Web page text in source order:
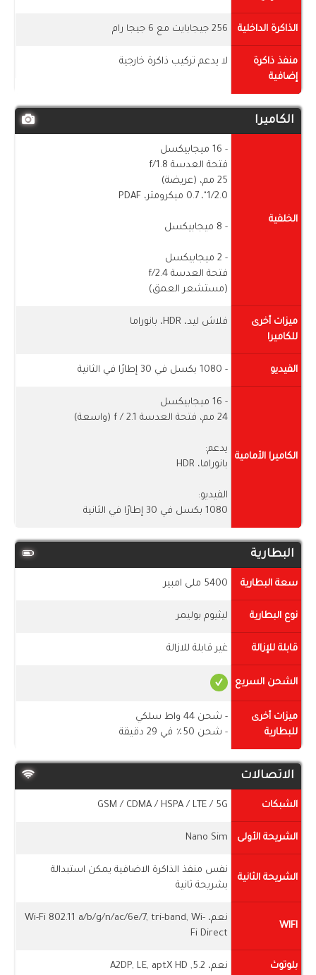
الذاكرة الداخلية 256 جيجابايت مع 6 جيجا رام
منفذ ذاكرة
إضافية
لا يدعم تركيب ذاكرة خارجية
الكاميرا
الخلفية
- 16 ميجابيكسل
فتحة العدسة f/1.8
25 مم، (عريضة)
1/​​2.0"، 0.7 ميكرومتر، PDAF
- 8 ميجابيكسل
- 2 ميجابيكسل
فتحة العدسة f/2.4
(مستشعر العمق)
ميزات أخرى
للكاميرا
فلاش ليد، HDR، بانوراما
الفيديو - 1080 بكسل في 30 إطارًا في الثانية
الكاميرا الأمامية
- 16 ميجابيكسل
24 مم، فتحة العدسة f / 2.1 (واسعة)
يدعم:
بانوراما، HDR
الفيديو:
1080 بكسل في 30 إطارًا في الثانية
البطارية
سعة البطارية 5400 ملى امبير
نوع البطارية ليثيوم بوليمر
قابلة للإزالة غير قابلة للازالة
الشحن السريع
ميزات أخرى
للبطارية
- شحن 44 واط سلكي
- شحن 50٪ في 29 دقيقة
الاتصالات
الشبكات GSM / CDMA / HSPA / LTE / 5G
الشريحة الأولى Nano Sim
الشريحة الثانية
نفس منفذ الذاكرة الاضافية يمكن استبدالة
بشريحة ثانية
WIFI
نعم، Wi-Fi 802.11 a/b/g/n/ac/6e/7, tri-band, Wi-
Fi Direct
بلوتوث نعم، 5.2, A2DP, LE, aptX HD